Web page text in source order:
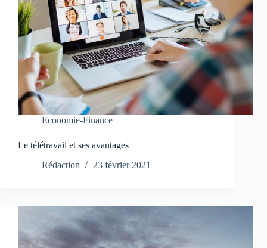
Economie-Finance
Le télétravail et ses avantages
Rédaction
23 février 2021